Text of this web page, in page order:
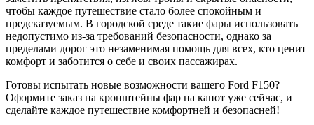
чтобы каждое путешествие стало более спокойным и
предсказуемым. В городской среде такие фары использовать
недопустимо из-за требований безопасности, однако за
пределами дорог это незаменимая помощь для всех, кто ценит
комфорт и заботится о себе и своих пассажирах.
Готовы испытать новые возможности вашего Ford F150?
Оформите заказ на кронштейны фар на капот уже сейчас, и
сделайте каждое путешествие комфортней и безопасней!